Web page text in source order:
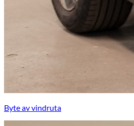
Byte av vindruta